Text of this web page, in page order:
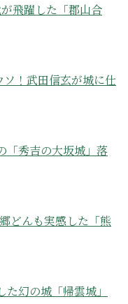
飛躍した「郡山合
ソ！武田信玄が城に仕
「秀吉の大坂城」落
どんも実感した「熊
幻の城「帰雲城」